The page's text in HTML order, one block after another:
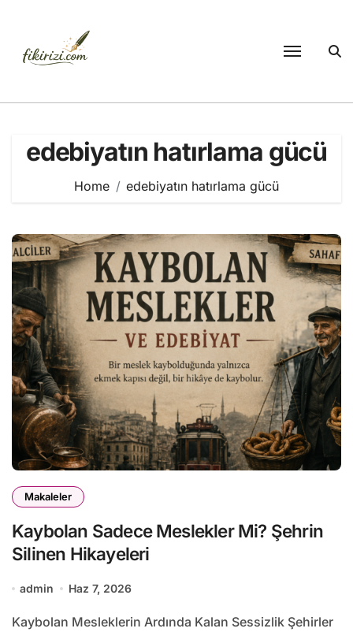
edebiyatın hatırlama gücü
Home edebiyatın hatırlama gücü
Makaleler
Kaybolan Sadece Meslekler Mi? Şehrin
Silinen Hikayeleri
admin Haz 7, 2026
Kaybolan Mesleklerin Ardında Kalan Sessizlik Şehirler